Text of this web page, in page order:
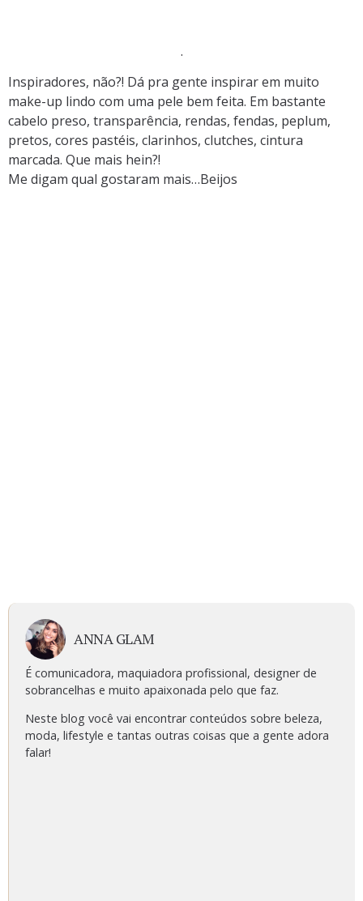
.
Inspiradores, não?! Dá pra gente inspirar em muito
make-up lindo com uma pele bem feita. Em bastante
cabelo preso, transparência, rendas, fendas, peplum,
pretos, cores pastéis, clarinhos, clutches, cintura
marcada. Que mais hein?!
Me digam qual gostaram mais…Beijos
ANNA GLAM
É comunicadora, maquiadora profissional, designer de
sobrancelhas e muito apaixonada pelo que faz.
Neste blog você vai encontrar conteúdos sobre beleza,
moda, lifestyle e tantas outras coisas que a gente adora
falar!